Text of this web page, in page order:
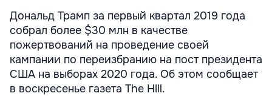
Дональд Трамп за первый квартал 2019 года
собрал более $30 млн в качестве
пожертвований на проведение своей
кампании по переизбранию на пост президента
США на выборах 2020 года. Об этом сообщает
в воскресенье газета The Hill.